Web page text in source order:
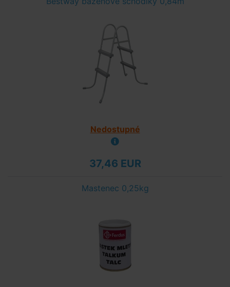
Nedostupné
37,46 EUR
Mastenec 0,25kg